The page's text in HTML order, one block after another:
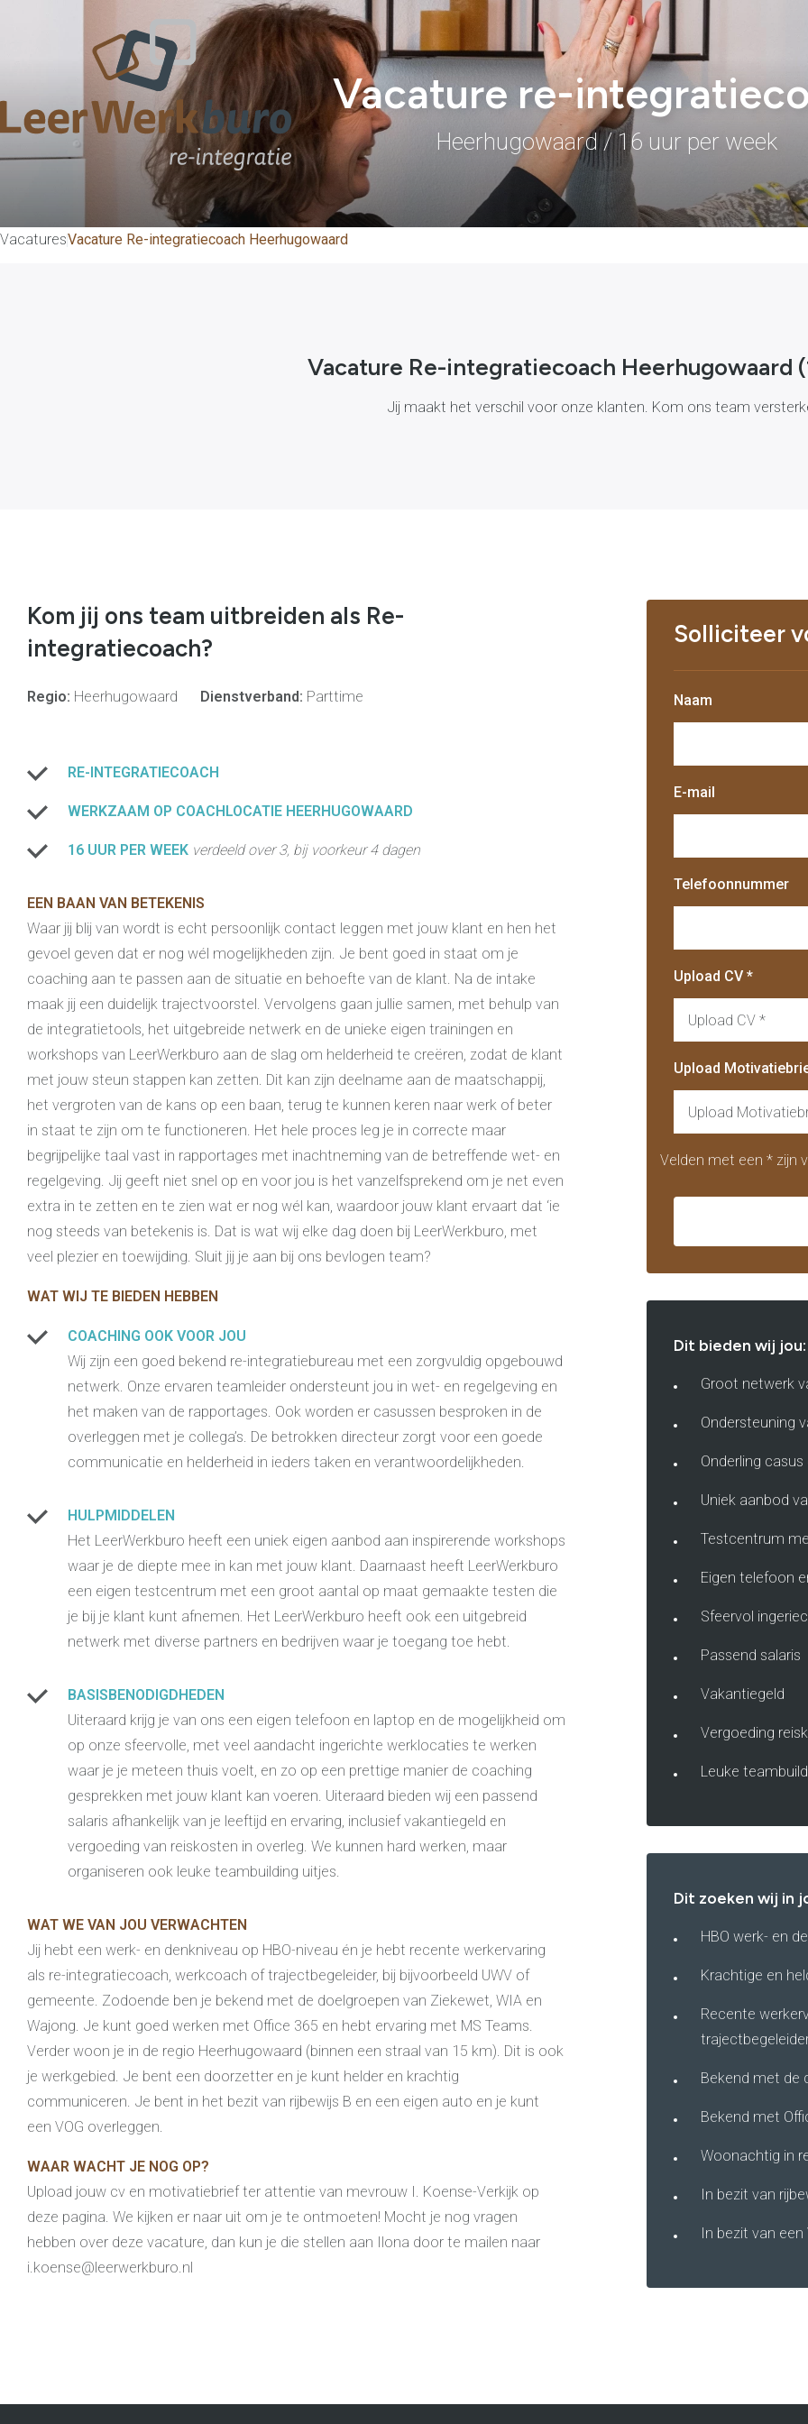
Vacature re-
Heerhugowaard / 16 uur per week
VacaturesVacature Re-integratiecoach Heerhugowaard
Vacature Re-integratiecoach Heerhugowaard
Jij maakt het verschil voor onze klanten. Kom ons team
Kom jij ons team uitbreiden als Re-
integratiecoach?
Regio: Heerhugowaard Dienstverband: Parttime
RE-INTEGRATIECOACH
WERKZAAM OP COACHLOCATIE HEERHUGOWAARD
16 UUR PER WEEK verdeeld over 3, bij voorkeur 4 dagen
EEN BAAN VAN BETEKENIS
Waar jij blij van wordt is echt persoonlijk contact leggen met jouw klant en hen het
gevoel geven dat er nog wél mogelijkheden zijn. Je bent goed in staat om je
coaching aan te passen aan de situatie en behoefte van de klant. Na de intake
maak jij een duidelijk trajectvoorstel. Vervolgens gaan jullie samen, met behulp van
de integratietools, het uitgebreide netwerk en de unieke eigen trainingen en
workshops van LeerWerkburo aan de slag om helderheid te creëren, zodat de klant
met jouw steun stappen kan zetten. Dit kan zijn deelname aan de maatschappij,
het vergroten van de kans op een baan, terug te kunnen keren naar werk of beter
in staat te zijn om te functioneren. Het hele proces leg je in correcte maar
begrijpelijke taal vast in rapportages met inachtneming van de betreffende wet- en
regelgeving. Jij geeft niet snel op en voor jou is het vanzelfsprekend om je net even
extra in te zetten en te zien wat er nog wél kan, waardoor jouw klant ervaart dat ‘ie
nog steeds van betekenis is. Dat is wat wij elke dag doen bij LeerWerkburo, met
veel plezier en toewijding. Sluit jij je aan bij ons bevlogen team?
WAT WIJ TE BIEDEN HEBBEN
COACHING OOK VOOR JOU
Wij zijn een goed bekend re-integratiebureau met een zorgvuldig opgebouwd
netwerk. Onze ervaren teamleider ondersteunt jou in wet- en regelgeving en
het maken van de rapportages. Ook worden er casussen besproken in de
overleggen met je collega’s. De betrokken directeur zorgt voor een goede
communicatie en helderheid in ieders taken en verantwoordelijkheden.
HULPMIDDELEN
Het LeerWerkburo heeft een uniek eigen aanbod aan inspirerende workshops
waar je de diepte mee in kan met jouw klant. Daarnaast heeft LeerWerkburo
een eigen testcentrum met een groot aantal op maat gemaakte testen die
je bij je klant kunt afnemen. Het LeerWerkburo heeft ook een uitgebreid
netwerk met diverse partners en bedrijven waar je toegang toe hebt.
BASISBENODIGDHEDEN
Uiteraard krijg je van ons een eigen telefoon en laptop en de mogelijkheid om
op onze sfeervolle, met veel aandacht ingerichte werklocaties te werken
waar je je meteen thuis voelt, en zo op een prettige manier de coaching
gesprekken met jouw klant kan voeren. Uiteraard bieden wij een passend
salaris afhankelijk van je leeftijd en ervaring, inclusief vakantiegeld en
vergoeding van reiskosten in overleg. We kunnen hard werken, maar
organiseren ook leuke teambuilding uitjes.
WAT WE VAN JOU VERWACHTEN
Jij hebt een werk- en denkniveau op HBO-niveau én je hebt recente werkervaring
als re-integratiecoach, werkcoach of trajectbegeleider, bij bijvoorbeeld UWV of
gemeente. Zodoende ben je bekend met de doelgroepen van Ziekewet, WIA en
Wajong. Je kunt goed werken met Office 365 en hebt ervaring met MS Teams.
Verder woon je in de regio Heerhugowaard (binnen een straal van 15 km). Dit is ook
je werkgebied. Je bent een doorzetter en je kunt helder en krachtig
communiceren. Je bent in het bezit van rijbewijs B en een eigen auto en je kunt
een VOG overleggen.
WAAR WACHT JE NOG OP?
Upload jouw cv en motivatiebrief ter attentie van mevrouw I. Koense-Verkijk op
deze pagina. We kijken er naar uit om je te ontmoeten! Mocht je nog vragen
hebben over deze vacature, dan kun je die stellen aan Ilona door te mailen naar
i.koense@leerwerkburo.nl
Solliciteer
Naam
E-mail
Telefoonnummer
Upload CV *
Upload CV *
Upload
Upload
Velden met een * zijn
Dit bieden wij jou:
Groot netwerk
Ondersteuning
Onderling
Uniek aanbod
Testcentrum
Eigen telefoon
Sfeervol
Passend salaris
Vakantiegeld
Vergoeding
Leuke
Dit zoeken wij in
HBO werk- en
Krachtige en
Recente
Bekend met de
Bekend met
Woonachtig in
In bezit van
In bezit van een